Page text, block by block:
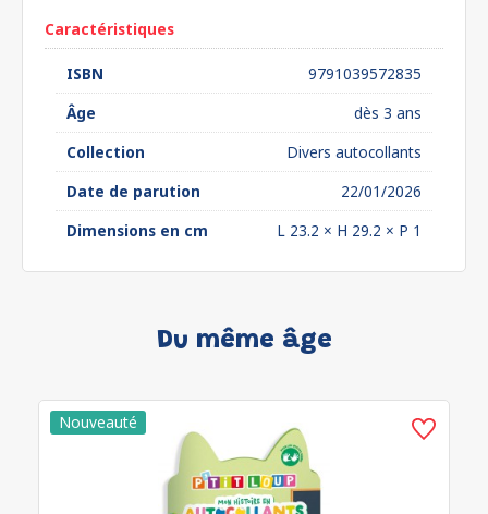
Caractéristiques
ISBN
9791039572835
Âge
dès 3 ans
Collection
Divers autocollants
Date de parution
22/01/2026
Dimensions en cm
L 23.2 × H 29.2 × P 1
Du même âge